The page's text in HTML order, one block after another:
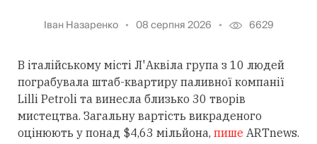
Іван Назаренко 08 серпня 2026 6629
В італійському місті Л'Аквіла група з 10 людей
пограбувала штаб-квартиру паливної компанії
Lilli Petroli та винесла близько 30 творів
мистецтва. Загальну вартість викраденого
оцінюють у понад $4,63 мільйона, пише ARTnews.